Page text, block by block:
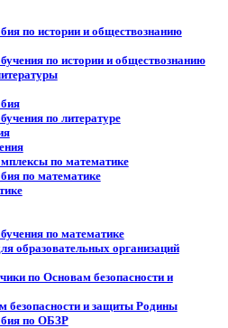
по истории и обществознанию
по истории и обществознанию
по литературе
по математике
по математике
по математике
образовательных организаций
по Основам безопасности и
безопасности и защиты Родины
по ОБЗР